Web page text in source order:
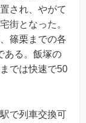
され、やがて
街となった。
篠栗までの各
ある。飯塚の
では快速で50
で列車交換可